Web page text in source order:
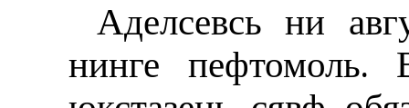
Аделсевсь ни
нинге пефтомоль.